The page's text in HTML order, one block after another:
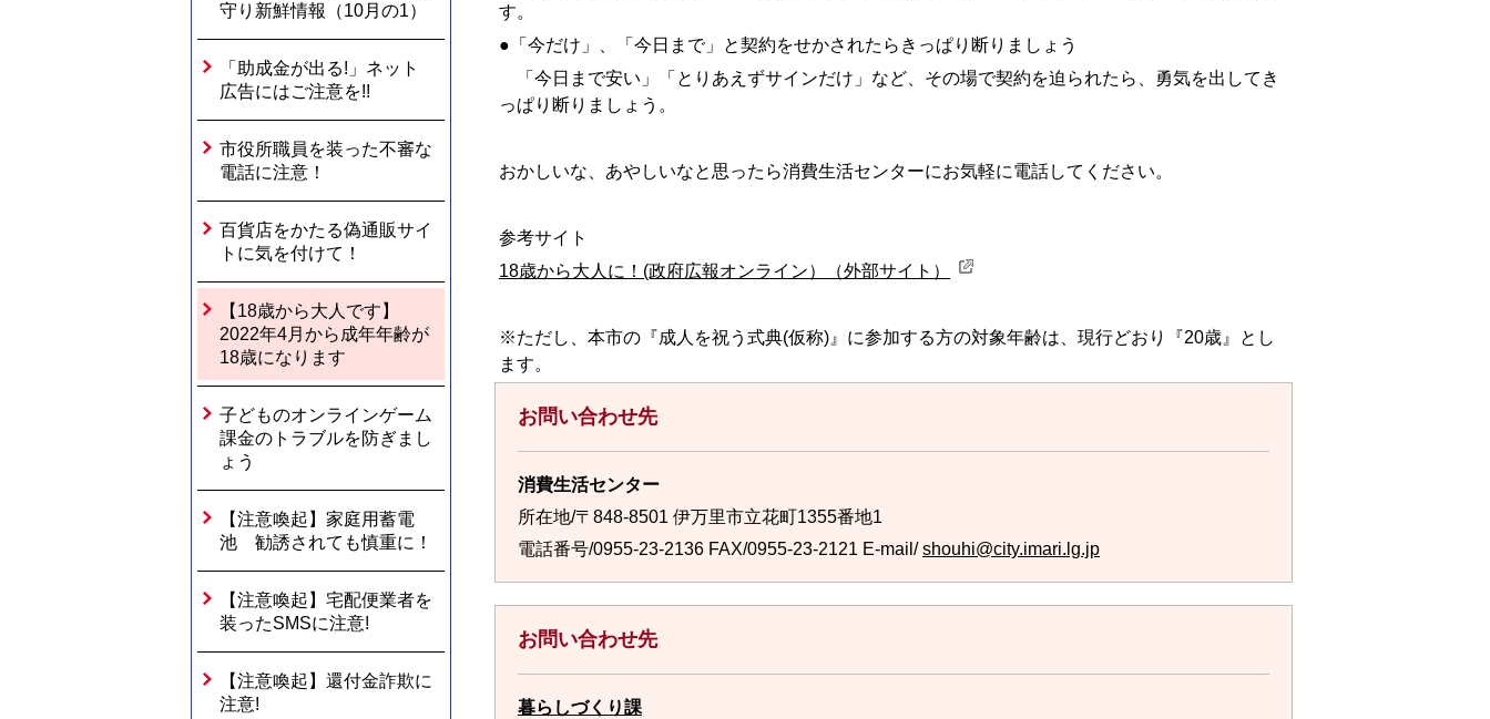
守り新鮮情報（10月の1）
「助成金が出る!」ネット
広告にはご注意を!!
市役所職員を装った不審な
電話に注意！
百貨店をかたる偽通販サイ
トに気を付けて！
【18歳から大人です】
2022年4月から成年年齢が
18歳になります
子どものオンラインゲーム
課金のトラブルを防ぎまし
ょう
【注意喚起】家庭用蓄電
池 勧誘されても慎重に！
【注意喚起】宅配便業者を
装ったSMSに注意!
【注意喚起】還付金詐欺に
注意!
す。
●「今だけ」、「今日まで」と契約をせかされたらきっぱり断りましょう
「今日まで安い」「とりあえずサインだけ」など、その場で契約を迫られたら、勇気を出してき
っぱり断りましょう。
おかしいな、あやしいなと思ったら消費生活センターにお気軽に電話してください。
参考サイト
18歳から大人に！(政府広報オンライン）（外部サイト）
※ただし、本市の『成人を祝う式典(仮称)』に参加する方の対象年齢は、現行どおり『20歳』とし
ます。
お問い合わせ先
消費生活センター
所在地/〒848-8501 伊万里市立花町1355番地1
電話番号/0955-23-2136 FAX/0955-23-2121 E-mail/shouhi@city.imari.lg.jp
お問い合わせ先
暮らしづくり課